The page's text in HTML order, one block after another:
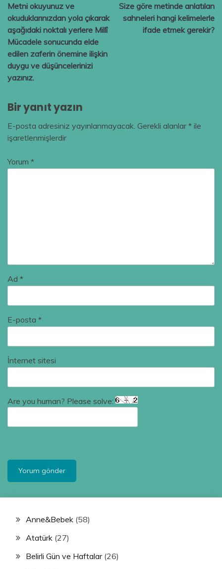
gezinmesi
Metni okuyunuz ve
okuduklarınızdan yola çıkarak
aşağıdaki noktalı yerlere Millî
Mücadele sonucunda elde
edilen zaferin önemine ilişkin
duygu ve düşüncelerinizi
yazınız.
Size göre metinde anlatılan
sahneleri hangi kelimelerle
ifade etmek gerekir?
Bir yanıt yazın
E-posta adresiniz yayınlanmayacak. Gerekli alanlar* ile
işaretlenmişlerdir
Yorum *
Ad *
E-posta *
İnternet sitesi
Are you human? Please solve:
Anne&Bebek (58)
Atatürk (27)
Belirli Gün ve Haftalar(26)